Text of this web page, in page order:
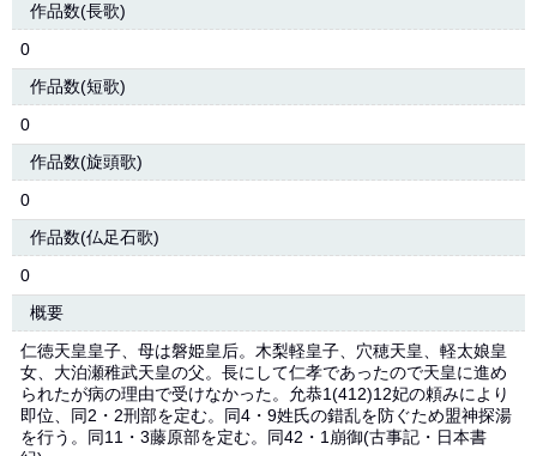
作品数(長歌)
0
作品数(短歌)
0
作品数(旋頭歌)
0
作品数(仏足石歌)
0
概要
仁徳天皇皇子、母は磐姫皇后。木梨軽皇子、穴穂天皇、軽太娘皇
女、大泊瀬稚武天皇の父。長にして仁孝であったので天皇に進め
られたが病の理由で受けなかった。允恭1(412)12妃の頼みにより
即位、同2・2刑部を定む。同4・9姓氏の錯乱を防ぐため盟神探湯
を行う。同11・3藤原部を定む。同42・1崩御(古事記・日本書